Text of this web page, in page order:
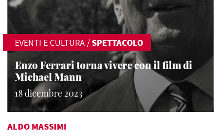
EVENTI E CULTURA /SPETTACOLO
Enzo Ferrari torna vivere con il film di
Michael Mann
18 dicembre 2023
ALDO MASSIMI